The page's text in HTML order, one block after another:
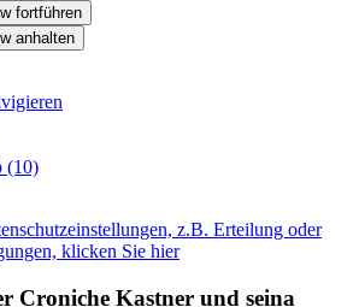
fortführen
anhalten
(10)
z.B. Erteilung oder
klicken Sie hier
Croniche Kastner und seina